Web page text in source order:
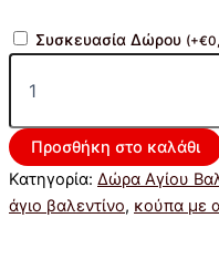
Συσκευασία Δώρου (+€
Προσθήκη στο καλάθι
Κατηγορία: Δώρα Αγίου
άγιο βαλεντίνο, κούπα με